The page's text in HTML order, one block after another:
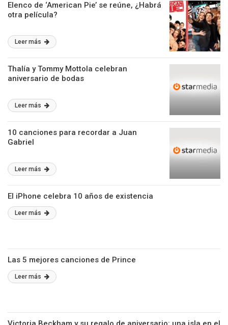
Elenco de ‘American Pie’ se reúne, ¿Habrá
otra película?
Leer más
Thalía y Tommy Mottola celebran
aniversario de bodas
Leer más
10 canciones para recordar a Juan
Gabriel
Leer más
El iPhone celebra 10 años de existencia
Leer más
Las 5 mejores canciones de Prince
Leer más